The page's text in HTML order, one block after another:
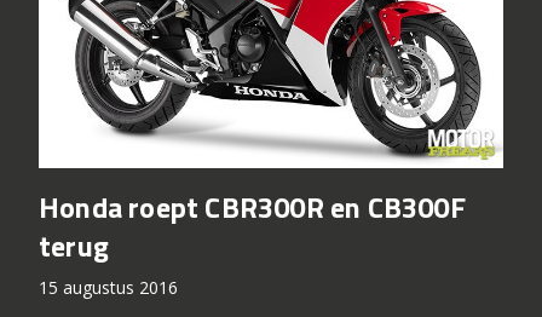
Honda roept CBR300R en CB300F
terug
15 augustus 2016